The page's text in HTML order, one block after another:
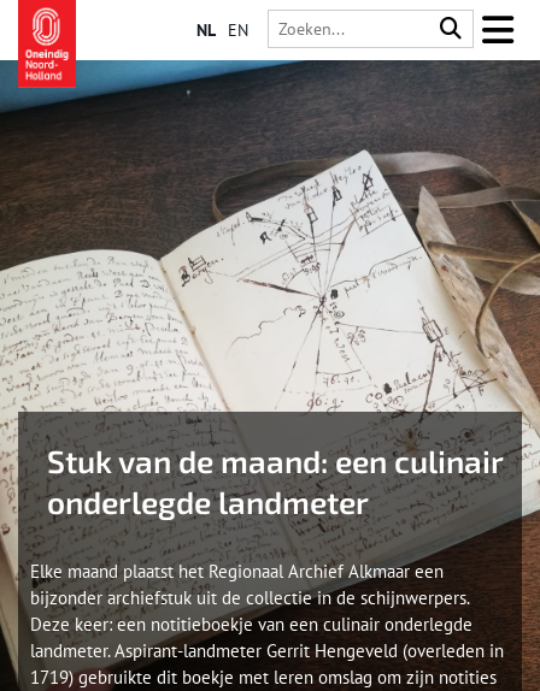
NL EN
Stuk van de maand: een culinair
onderlegde landmeter
Elke maand plaatst het Regionaal Archief Alkmaar een
bijzonder archiefstuk uit de collectie in de schijnwerpers.
Deze keer: een notitieboekje van een culinair onderlegde
landmeter. Aspirant-landmeter Gerrit Hengeveld (overleden in
1719) gebruikte dit boekje met leren omslag om zijn notities